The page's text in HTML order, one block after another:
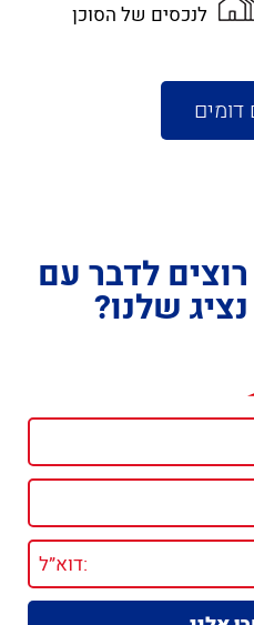
לנכסים של הסוכן
דומים
רוצים לדבר עם
נציג שלנו?